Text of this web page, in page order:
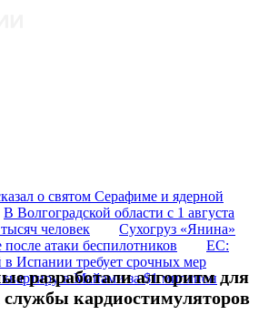
о святом Серафиме и ядерной
В Волгоградской области с 1 августа
человек
Сухогруз «Янина»
атаки беспилотников
ЕС:
Испании требует срочных мер
в Майами за $1 миллион
разработали алгоритм для
службы кардиостимуляторов